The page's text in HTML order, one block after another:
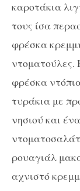
καροτάκια
τους ίσα
φρέσκα
ντοματούλες.
φρέσκα
τυράκια με
νησιού και
ρουαγιάλ
αχνιστό